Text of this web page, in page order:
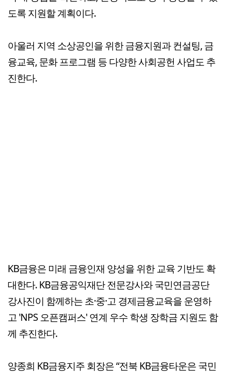
도록 지원할 계획이다.
아울러 지역 소상공인을 위한 금융지원과 컨설팅, 금
융교육, 문화 프로그램 등 다양한 사회공헌 사업도 추
진한다.
KB금융은 미래 금융인재 양성을 위한 교육 기반도 확
대한다. KB금융공익재단 전문강사와 국민연금공단
강사진이 함께하는 초·중·고 경제금융교육을 운영하
고 'NPS 오픈캠퍼스' 연계 우수 학생 장학금 지원도 함
께 추진한다.
양종희 KB금융지주 회장은 “전북 KB금융타운은 국민